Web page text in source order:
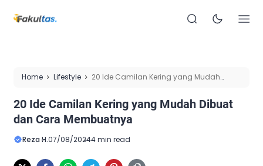
Home Lifestyle
20 Ide Camilan Kering yang Mudah
20 Ide Camilan Kering yang Mudah Dibuat
dan Cara Membuatnya
Reza H.07/08/20244 min read